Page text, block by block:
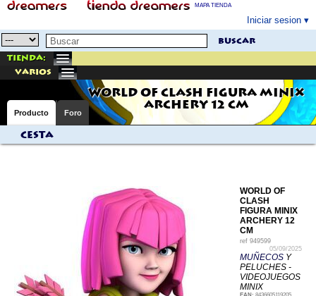
MAPA TIENDA
Iniciar sesion
buscar
Tienda:
varios
WORLD OF CLASH FIGURA MINIX
ARCHERY 12 CM
Producto Foro
Cesta
WORLD OF
CLASH
FIGURA MINIX
ARCHERY 12
CM
ref 949599
05/09/2025
MUÑECOS Y
PELUCHES -
VIDEOJUEGOS
MINIX